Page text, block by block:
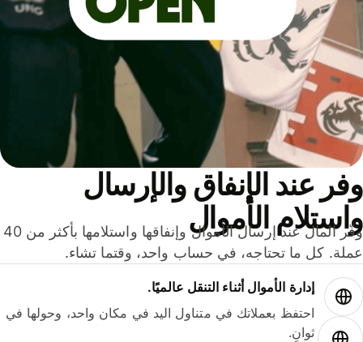
عند الإنفاق والإرسال
الأموال
وفّر المال عند إرسال الأموال وإنفاقها واستلامها بأكثر من 40
كل ما تحتاجه، في حساب واحد، وقتما تشاء.
إدارة الأموال أثناء التنقل عالميًا.
احتفظ بعملاتك في متناول اليد في مكان واحد، وحولها في
ثوانٍ.